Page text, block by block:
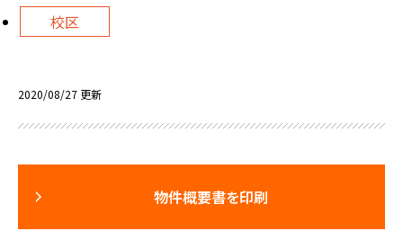
校区
2020/08/27 更新
物件概要書を印刷